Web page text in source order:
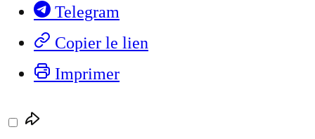
Telegram
Copier le lien
Imprimer